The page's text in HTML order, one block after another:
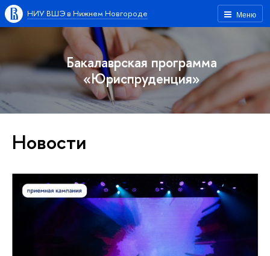
Меню
НИУ ВШЭ в Нижнем Новгороде
Бакалаврская программа
«Юриспруденция»
Новости